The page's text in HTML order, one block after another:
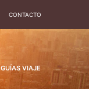
CONTACTO
GUÍAS VIAJE